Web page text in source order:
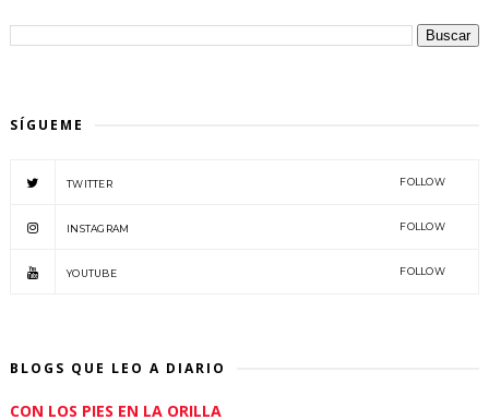
SÍGUEME
TWITTER FOLLOW
INSTAGRAM FOLLOW
YOUTUBE FOLLOW
BLOGS QUE LEO A DIARIO
CON LOS PIES EN LA ORILLA